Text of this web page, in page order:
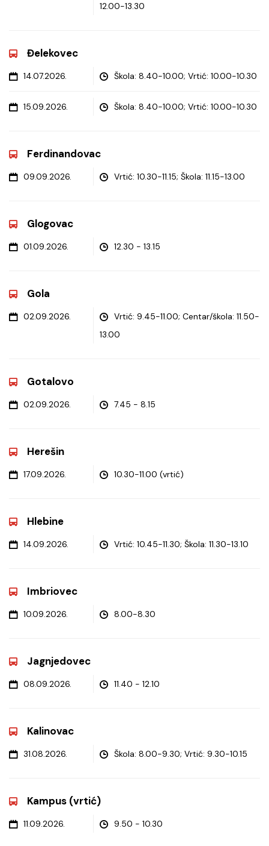
12.00-13.30
Đelekovec
14.07.2026. Škola: 8.40-10.00; Vrtić: 10.00-10.30
15.09.2026. Škola: 8.40-10.00; Vrtić: 10.00-10.30
Ferdinandovac
09.09.2026. Vrtić: 10.30-11.15; Škola: 11.15-13.00
Glogovac
01.09.2026. 12.30 - 13.15
Gola
02.09.2026.
Vrtić: 9.45-11.00; Centar/škola: 11.50-
13.00
Gotalovo
02.09.2026. 7.45 - 8.15
Herešin
17.09.2026. 10.30-11.00 (vrtić)
Hlebine
14.09.2026. Vrtić: 10.45-11.30; Škola: 11.30-13.10
Imbriovec
10.09.2026. 8.00-8.30
Jagnjedovec
08.09.2026. 11.40 - 12.10
Kalinovac
31.08.2026. Škola: 8.00-9.30; Vrtić: 9.30-10.15
Kampus (vrtić)
11.09.2026. 9.50 - 10.30